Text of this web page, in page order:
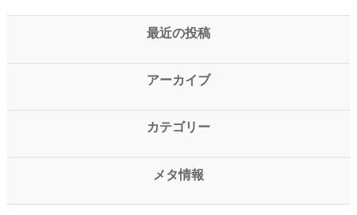
最近の投稿
アーカイブ
カテゴリー
メタ情報